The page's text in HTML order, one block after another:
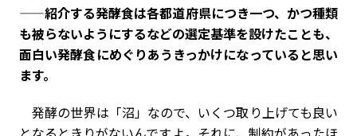
——紹介する発酵食は各都道府県につき一つ、かつ種類
も被らないようにするなどの選定基準を設けたことも、
面白い発酵食にめぐりあうきっかけになっていると思い
ます。
発酵の世界は「沼」なので、いくつ取り上げても良い